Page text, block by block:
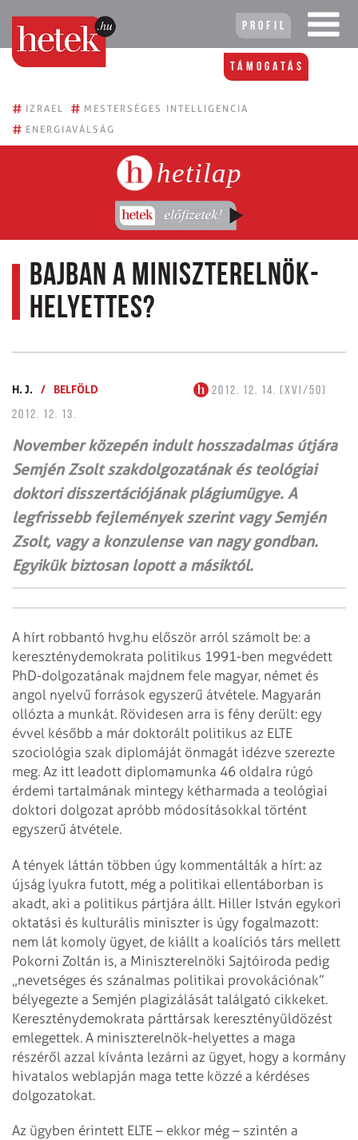
Profil
Támogatás
# IZRAEL # MESTERSÉGES INTELLIGENCIA
# ENERGIAVÁLSÁG
hetilap
Bajban a miniszterelnök-
helyettes?
H. J. / BELFÖLD
2012. 12. 14. (XVI/50)
2012. 12. 13.
November közepén indult hosszadalmas útjára
Semjén Zsolt szakdolgozatának és teológiai
doktori disszertációjának plágiumügye. A
legfrissebb fejlemények szerint vagy Semjén
Zsolt, vagy a konzulense van nagy gondban.
Egyikük biztosan lopott a másiktól.
A hírt robbantó hvg.hu először arról számolt be: a
kereszténydemokrata politikus 1991-ben megvédett
PhD-dolgozatának majdnem fele magyar, német és
angol nyelvű források egyszerű átvétele. Magyarán
ollózta a munkát. Rövidesen arra is fény derült: egy
évvel később a már doktorált politikus az ELTE
szociológia szak diplomáját önmagát idézve szerezte
meg. Az itt leadott diplomamunka 46 oldalra rúgó
érdemi tartalmának mintegy kétharmada a teológiai
doktori dolgozat apróbb módosításokkal történt
egyszerű átvétele.
A tények láttán többen úgy kommentálták a hírt: az
újság lyukra futott, még a politikai ellentáborban is
akadt, aki a politikus pártjára állt. Hiller István egykori
oktatási és kulturális miniszter is úgy fogalmazott:
nem lát komoly ügyet, de kiállt a koalíciós társ mellett
Pokorni Zoltán is, a Miniszterelnöki Sajtóiroda pedig
„nevetséges és szánalmas politikai provokációnak”
bélyegezte a Semjén plagizálását találgató cikkeket.
Kereszténydemokrata párttársak keresztényüldözést
emlegettek. A miniszterelnök-helyettes a maga
részéről azzal kívánta lezárni az ügyet, hogy a kormány
hivatalos weblapján maga tette közzé a kérdéses
dolgozatokat.
Az ügyben érintett ELTE – ekkor még – szintén a